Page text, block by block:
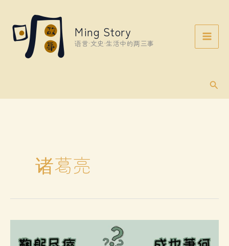
content
Ming Story
语言·文史·生活中的两三事
诸葛亮